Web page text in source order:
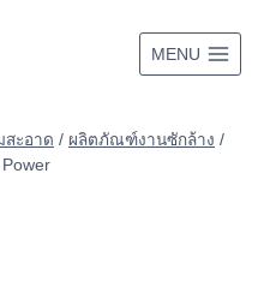
MENU
ะอาด / ผลิตภัณฑ์งานซักล้าง /